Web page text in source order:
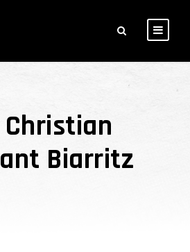
Christian
Biarritz